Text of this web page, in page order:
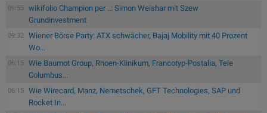
09:55
wikifolio Champion per ..: Simon Weishar mit Szew
Grundinvestment
09:32
Wiener Börse Party: ATX schwächer, Bajaj Mobility mit 40 Prozent
Wo...
06:15
Wie Baumot Group, Rhoen-Klinikum, Francotyp-Postalia, Tele
Columbus...
06:15
Wie Wirecard, Manz, Nemetschek, GFT Technologies, SAP und
Rocket In...